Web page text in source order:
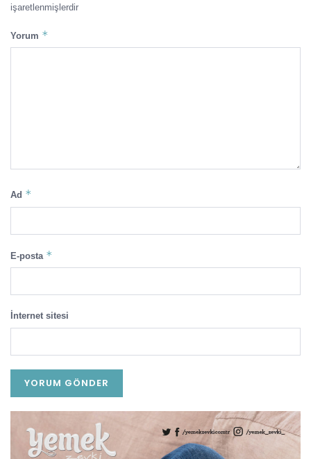
işaretlenmişlerdir
Yorum *
Ad *
E-posta *
İnternet sitesi